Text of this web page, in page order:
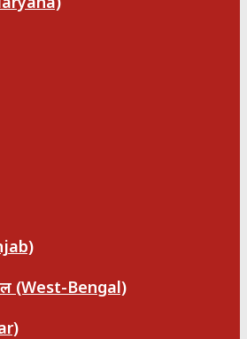
(West-Bengal)